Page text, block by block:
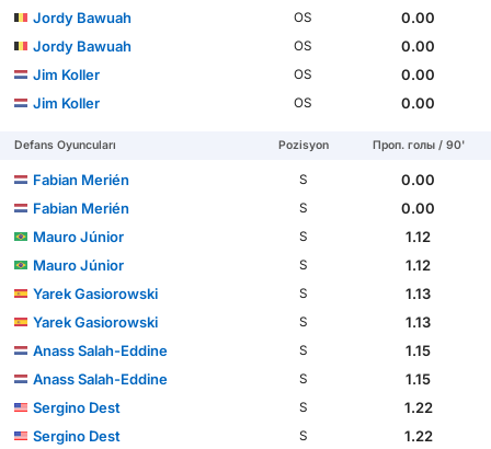
Jordy Bawuah
OS
0.00
Jordy Bawuah
OS
0.00
Jim Koller
OS
0.00
Jim Koller
OS 0.00
Defans Oyuncuları Pozisyon Проп. голы / 90'
Fabian Merién S
0.00
Fabian Merién
S
0.00
Mauro Júnior
S
1.12
Mauro Júnior
S
1.12
Yarek Gasiorowski
S
1.13
Yarek Gasiorowski
S
1.13
Anass Salah-Eddine
S
1.15
Anass Salah-Eddine
S
1.15
Sergino Dest
S
1.22
Sergino Dest
S 1.22